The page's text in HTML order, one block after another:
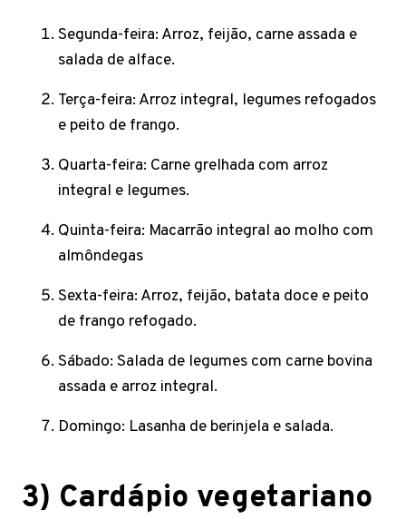
Segunda-feira: Arroz, feijão, carne assada e
salada de alface.
Terça-feira: Arroz integral, legumes refogados
e peito de frango.
Quarta-feira: Carne grelhada com arroz
integral e legumes.
Quinta-feira: Macarrão integral ao molho com
almôndegas
Sexta-feira: Arroz, feijão, batata doce e peito
de frango refogado.
Sábado: Salada de legumes com carne bovina
assada e arroz integral.
Domingo: Lasanha de berinjela e salada.
3) Cardápio vegetariano